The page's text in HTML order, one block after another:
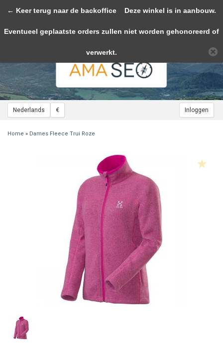
Nederlands € Inloggen
Toggle
Home » Dames Fleece Trui Roze
Wij slaan cookies op om onze website te verbeteren. Is dat akkoord?
Ja
← Keer terug naar de backoffice Deze winkel is in aanbouw.
Eventueel geplaatste orders zullen niet worden gehonoreerd of
verwerkt.